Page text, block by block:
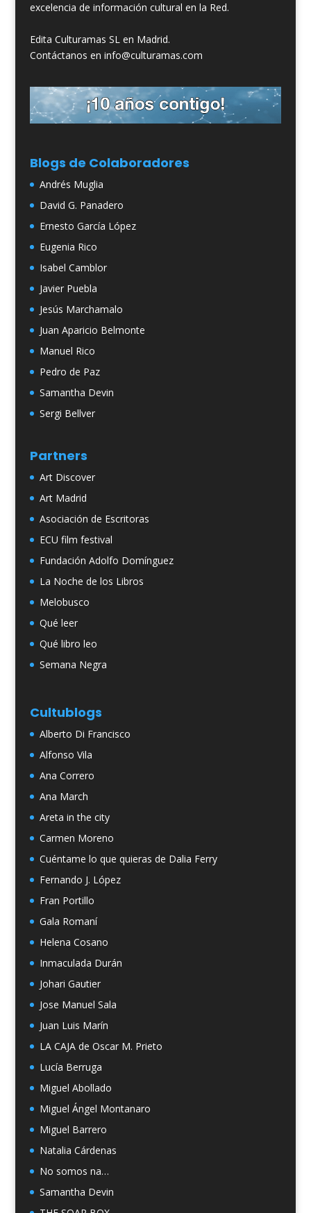
excelencia de información cultural en la Red.
Edita Culturamas SL en Madrid.
Contáctanos en info@culturamas.com
Blogs de Colaboradores
Andrés Muglia
David G. Panadero
Ernesto García López
Eugenia Rico
Isabel Camblor
Javier Puebla
Jesús Marchamalo
Juan Aparicio Belmonte
Manuel Rico
Pedro de Paz
Samantha Devin
Sergi Bellver
Partners
Art Discover
Art Madrid
Asociación de Escritoras
ECU film festival
Fundación Adolfo Domínguez
La Noche de los Libros
Melobusco
Qué leer
Qué libro leo
Semana Negra
Cultublogs
Alberto Di Francisco
Alfonso Vila
Ana Correro
Ana March
Areta in the city
Carmen Moreno
Cuéntame lo que quieras de Dalia Ferry
Fernando J. López
Fran Portillo
Gala Romaní
Helena Cosano
Inmaculada Durán
Johari Gautier
Jose Manuel Sala
Juan Luis Marín
LA CAJA de Oscar M. Prieto
Lucía Berruga
Miguel Abollado
Miguel Ángel Montanaro
Miguel Barrero
Natalia Cárdenas
No somos na…
Samantha Devin